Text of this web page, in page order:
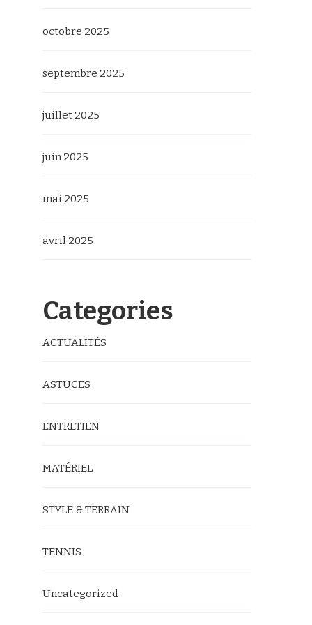
octobre 2025
septembre 2025
juillet 2025
juin 2025
mai 2025
avril 2025
Categories
ACTUALITÉS
ASTUCES
ENTRETIEN
MATÉRIEL
STYLE & TERRAIN
TENNIS
Uncategorized